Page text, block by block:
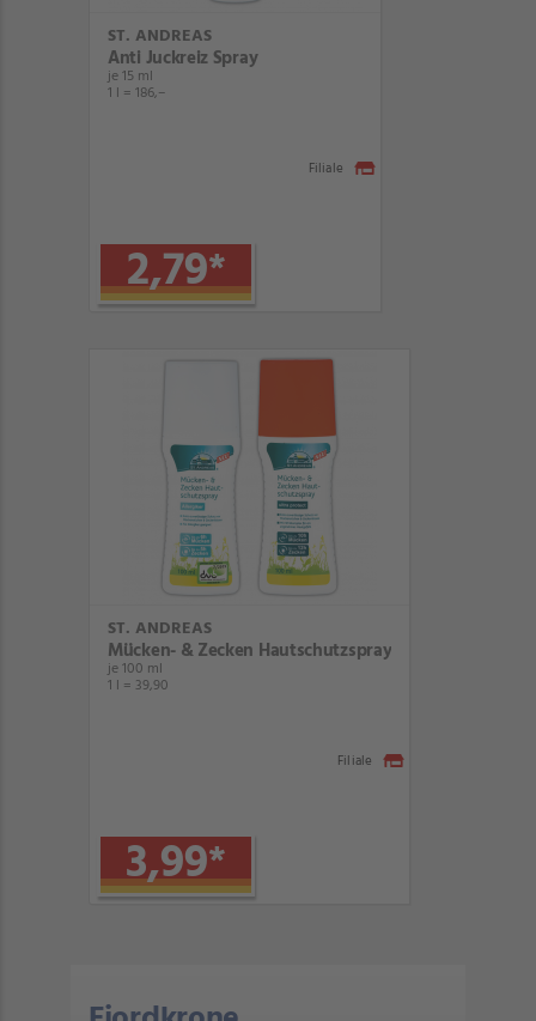
ST. ANDREAS
Anti Juckreiz Spray
je 15 ml
1 l = 186,–
2,79*
Filiale
ST. ANDREAS
Mücken- & Zecken Hautschutzspray
je 100 ml
1 l = 39,90
3,99*
Filiale